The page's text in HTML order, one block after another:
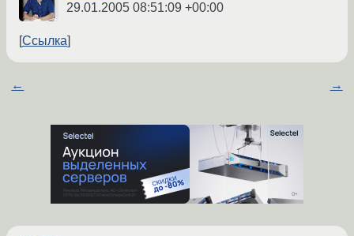
29.01.2005 08:51:09 +00:00
Ссылка
← →